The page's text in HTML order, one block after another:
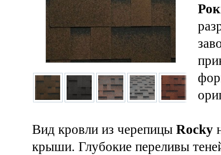
Вид кровли из черепицы Rocky
крыши. Глубокие переливы